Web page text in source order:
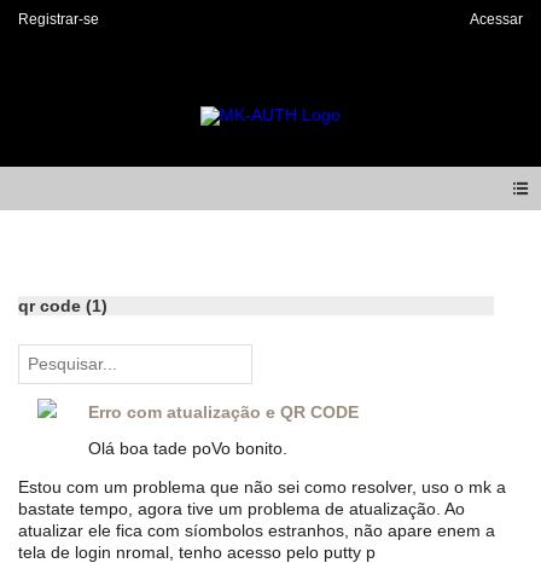
Registrar-se Acessar
qr code (1)
Erro com atualização e QR CODE
Olá boa tade poVo bonito.
Estou com um problema que não sei como resolver, uso o mk a
bastate tempo, agora tive um problema de atualização. Ao
atualizar ele fica com síombolos estranhos, não apare enem a
tela de login nromal, tenho acesso pelo putty p